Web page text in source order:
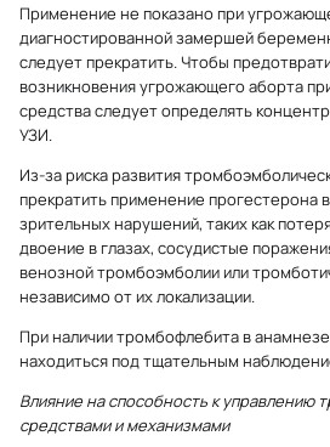
Применение не показано при
диагностированной замершей
следует прекратить. Чтобы
возникновения угрожающего аборта
средства следует определять
УЗИ.
Из-за риска развития
прекратить применение прогестерона
зрительных нарушений, таких как
двоение в глазах, сосудистые
венозной тромбоэмболии или
независимо от их локализации.
При наличии тромбофлебита в
находиться под тщательным
Влияние на способность к управлению
средствами и механизмами